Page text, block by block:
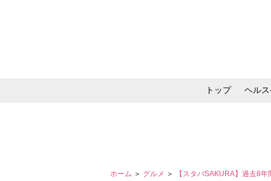
トップ ヘル
ホーム ＞ グルメ ＞ 【スタバSAKURA】過去8